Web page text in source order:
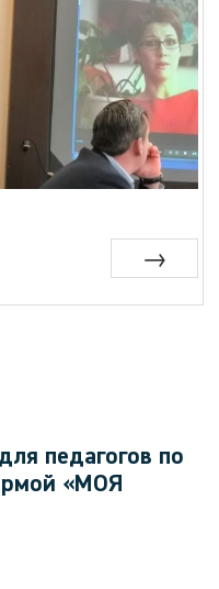
педагогов по
«МОЯ